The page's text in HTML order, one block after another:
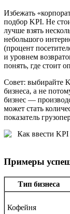
Избежать
подбор KPI. Не
лучше взять
небольшого
(процент
и уровнем
понять, где стоит
Совет: выбирайте
бизнеса, а не
бизнес —
может стать
показатель
Примеры
Тип бизнеса
Кофейня